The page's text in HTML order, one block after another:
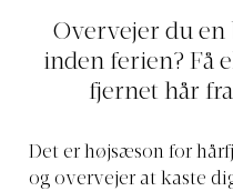
Overvejer du en
inden ferien? Få
fjernet hår
Det er højsæson for
og overvejer at kaste